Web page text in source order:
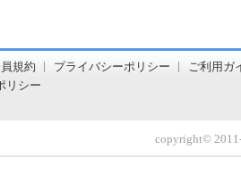
規約 プライバシーポリシー
ご利用ガ
リシー
copyright©